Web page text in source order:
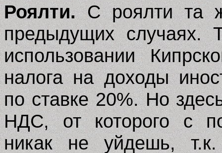
Роялти.С роялти та
предыдущих случаях.
использовании
налога на доходы
по ставке 20%. Но
НДС, от которого с
никак не уйдешь,